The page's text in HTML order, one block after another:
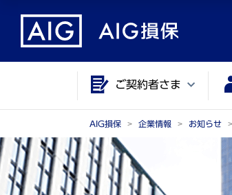
ツ
に
ジ
ご契約者さま
コ
ン
テ
AIG損保 企業情報 お知らせ